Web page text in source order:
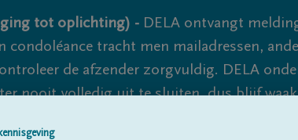
tot oplichting) - DELA ontvangt
condoléance tracht men mailadressen,
de afzender zorgvuldig. DELA
nooit volledig uit te sluiten, dus blijf